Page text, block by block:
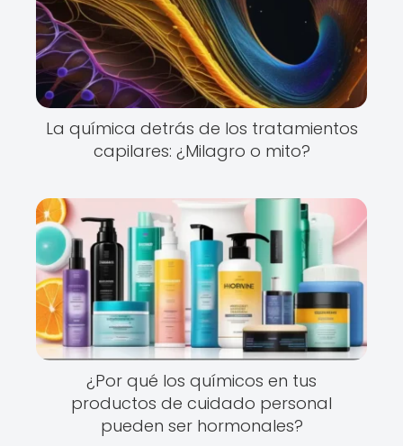
La química detrás de los tratamientos
capilares: ¿Milagro o mito?
¿Por qué los químicos en tus
productos de cuidado personal
pueden ser hormonales?